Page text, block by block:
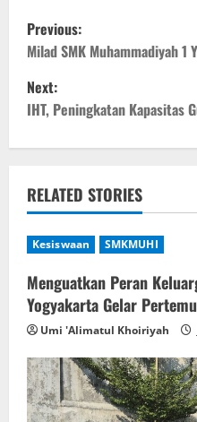
P
o
s
a
v
i
g
a
t
Previous:
Milad SMK Muhammadiyah 1
Next:
IHT, Peningkatan Kapasitas
RELATED STORIES
Kesiswaan SMKMUHI
Menguatkan Peran
Yogyakarta Gelar
Umi 'Alimatul Khoiriyah